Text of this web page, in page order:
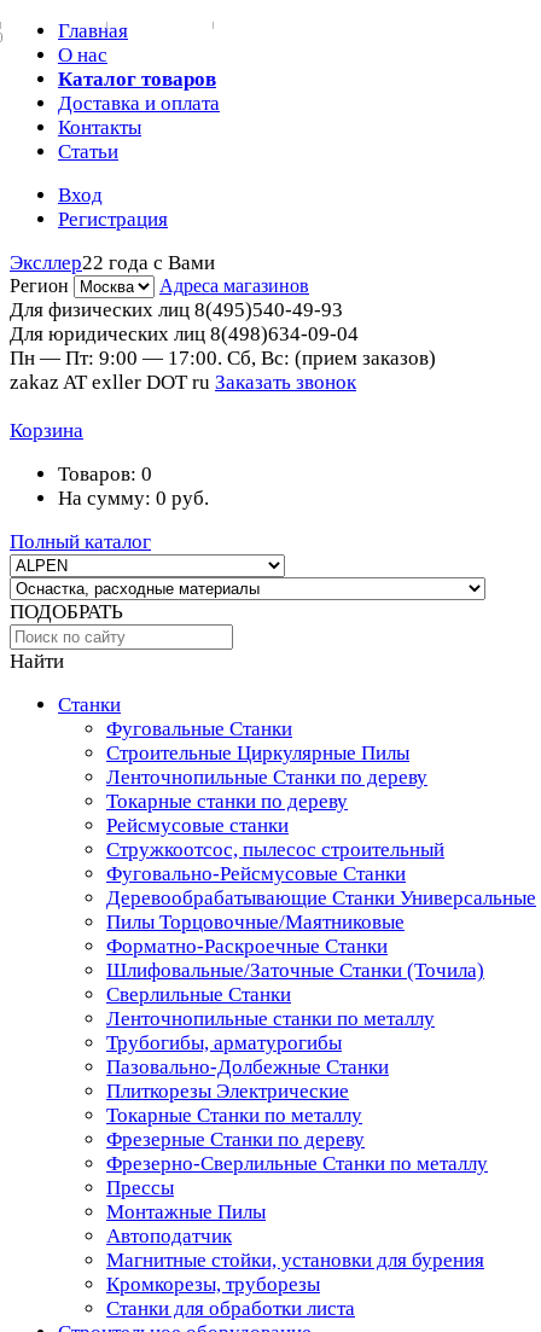
Главная
О нас
Каталог товаров
Доставка и оплата
Контакты
Статьи
Вход
Регистрация
Эксллер22 года с Вами
Регион Адреса магазинов
Для физических лиц 8(495)540-49-93
Для юридических лиц 8(498)634-09-04
Пн — Пт: 9:00 — 17:00. Сб, Вс: (прием заказов)
zakaz AT exller DOT ru Заказать звонок
Корзина
Товаров: 0
На сумму: 0 руб.
Полный каталог
ПОДОБРАТЬ
Найти
Станки
Фуговальные Станки
Строительные Циркулярные Пилы
Ленточнопильные Станки по дереву
Токарные станки по дереву
Рейсмусовые станки
Стружкоотсос, пылесос строительный
Фуговально-Рейсмусовые Станки
Деревообрабатывающие Станки Универсальные
Пилы Торцовочные/Маятниковые
Форматно-Раскроечные Станки
Шлифовальные/Заточные Станки (Точила)
Сверлильные Станки
Ленточнопильные станки по металлу
Трубогибы, арматурогибы
Пазовально-Долбежные Станки
Плиткорезы Электрические
Токарные Станки по металлу
Фрезерные Станки по дереву
Фрезерно-Сверлильные Станки по металлу
Прессы
Монтажные Пилы
Автоподатчик
Магнитные стойки, установки для бурения
Кромкорезы, труборезы
Станки для обработки листа